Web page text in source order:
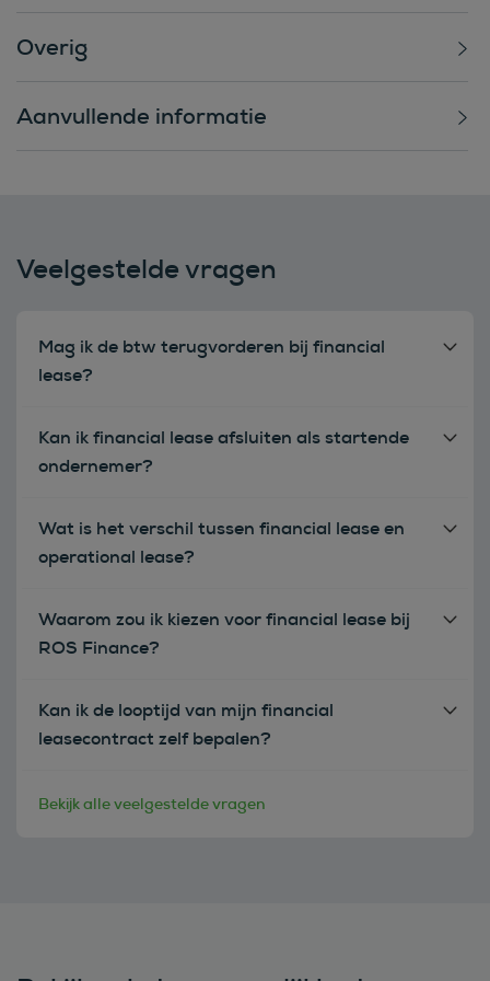
Overig
Aanvullende informatie
Veelgestelde vragen
Mag ik de btw terugvorderen bij financial
lease?
Kan ik financial lease afsluiten als startende
ondernemer?
Wat is het verschil tussen financial lease en
operational lease?
Waarom zou ik kiezen voor financial lease bij
ROS Finance?
Kan ik de looptijd van mijn financial
leasecontract zelf bepalen?
Bekijk alle veelgestelde vragen